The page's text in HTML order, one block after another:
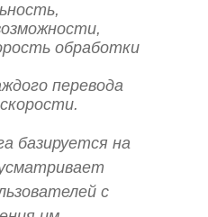
обработки
перевода
базируется на
с